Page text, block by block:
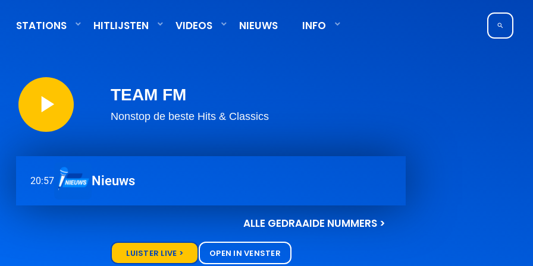
STATIONS HITLIJSTEN VIDEOS NIEUWS INFO search
play_arrow TEAM FM
Nonstop de beste Hits & Classics
Nieuws
20:57
ALLE GEDRAAIDE NUMMERS >
LUISTER LIVE > OPEN IN VENSTER